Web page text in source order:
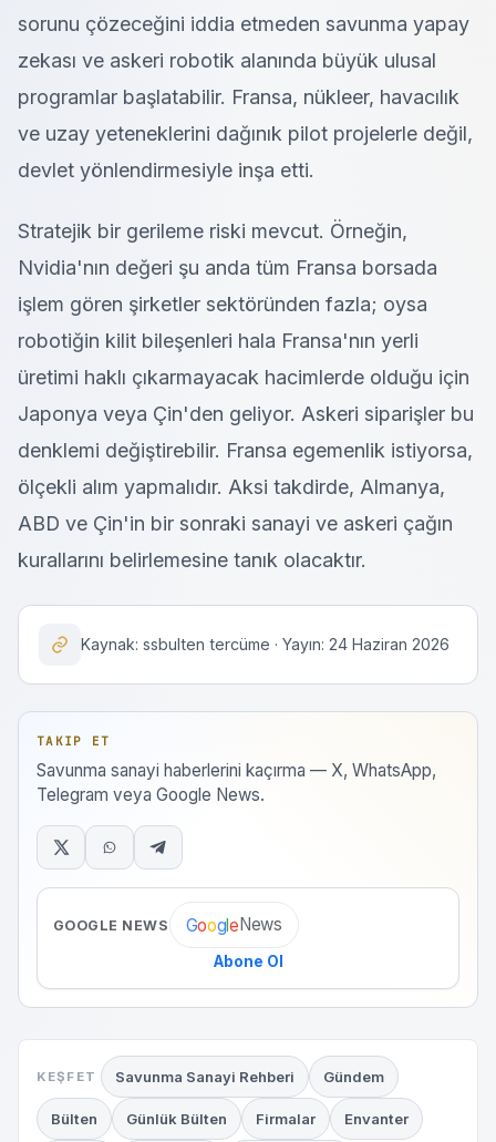
sorunu çözeceğini iddia etmeden savunma yapay
zekası ve askeri robotik alanında büyük ulusal
programlar başlatabilir. Fransa, nükleer, havacılık
ve uzay yeteneklerini dağınık pilot projelerle değil,
devlet yönlendirmesiyle inşa etti.
Stratejik bir gerileme riski mevcut. Örneğin,
Nvidia'nın değeri şu anda tüm Fransa borsada
işlem gören şirketler sektöründen fazla; oysa
robotiğin kilit bileşenleri hala Fransa'nın yerli
üretimi haklı çıkarmayacak hacimlerde olduğu için
Japonya veya Çin'den geliyor. Askeri siparişler bu
denklemi değiştirebilir. Fransa egemenlik istiyorsa,
ölçekli alım yapmalıdır. Aksi takdirde, Almanya,
ABD ve Çin'in bir sonraki sanayi ve askeri çağın
kurallarını belirlemesine tanık olacaktır.
Kaynak: ssbulten tercüme · Yayın: 24 Haziran 2026
TAKIP ET
Savunma sanayi haberlerini kaçırma — X, WhatsApp,
Telegram veya Google News.
GOOGLE NEWS GoogleNews
Abone Ol
KEŞFET Savunma Sanayi Rehberi Gündem
Bülten Günlük Bülten Firmalar Envanter